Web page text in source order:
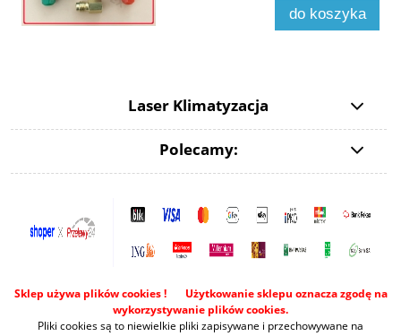
do koszyka
Laser Klimatyzacja
Polecamy:
Sklep używa plików cookies ! Użytkowanie sklepu oznacza zgodę na
wykorzystywanie plików cookies.
Pliki cookies są to niewielkie pliki zapisywane i przechowywane na